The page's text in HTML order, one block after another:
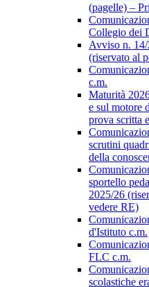
(pagelle) –
Collegio dei
Avviso n. 14/
(riservato al
c.m.
Maturità
e sul motore
prova scritta
scrutini
della
sportello
2025/26
vedere RE)
d'Istituto c.m.
FLC c.m.
scolastiche